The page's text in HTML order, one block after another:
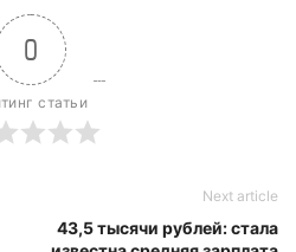
0
статьи
Next article
43,5 тысячи рублей: стала